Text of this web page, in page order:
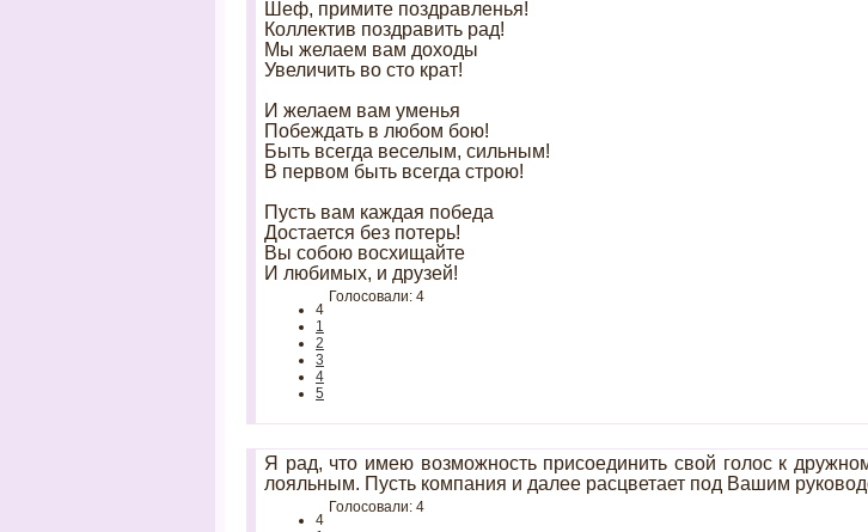
Шеф, примите поздравленья!
Коллектив поздравить рад!
Мы желаем вам доходы
Увеличить во сто крат!
И желаем вам уменья
Побеждать в любом бою!
Быть всегда веселым, сильным!
В первом быть всегда строю!
Пусть вам каждая победа
Достается без потерь!
Вы собою восхищайте
И любимых, и друзей!
4
1
2
3
4
5
Голосовали: 4
Я рад, что имею возможность присоединить свой голос к
лояльным. Пусть компания и далее расцветает под Вашим
4
Голосовали: 4